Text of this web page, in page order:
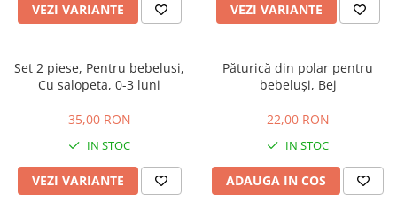
VEZI VARIANTE VEZI VARIANTE
Set 2 piese, Pentru bebelusi,
Cu salopeta, 0-3 luni
35,00 RON
IN STOC
VEZI VARIANTE
Păturică din polar pentru
bebeluși, Bej
22,00 RON
IN STOC
ADAUGA IN COS